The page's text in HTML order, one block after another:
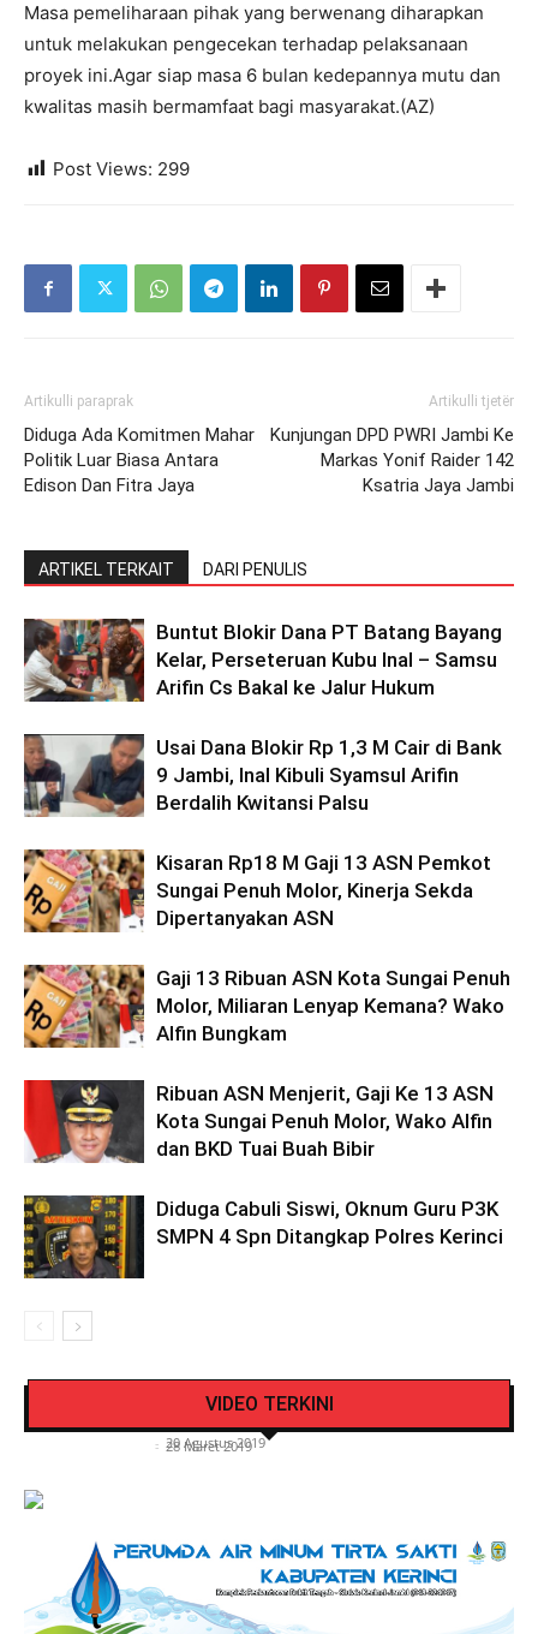
Masa pemeliharaan pihak yang berwenang diharapkan
untuk melakukan pengecekan terhadap pelaksanaan
proyek ini.Agar siap masa 6 bulan kedepannya mutu dan
kwalitas masih bermamfaat bagi masyarakat.(AZ)
Post Views: 299
Artikulli paraprak
Diduga Ada Komitmen Mahar
Politik Luar Biasa Antara
Edison Dan Fitra Jaya
Artikulli tjetër
Kunjungan DPD PWRI Jambi Ke
Markas Yonif Raider 142
Ksatria Jaya Jambi
ARTIKEL TERKAIT DARI PENULIS
Buntut Blokir Dana PT Batang Bayang
Kelar, Perseteruan Kubu Inal – Samsu
Arifin Cs Bakal ke Jalur Hukum
Usai Dana Blokir Rp 1,3 M Cair di Bank
9 Jambi, Inal Kibuli Syamsul Arifin
Berdalih Kwitansi Palsu
Kisaran Rp18 M Gaji 13 ASN Pemkot
Sungai Penuh Molor, Kinerja Sekda
Dipertanyakan ASN
Gaji 13 Ribuan ASN Kota Sungai Penuh
Molor, Miliaran Lenyap Kemana? Wako
Alfin Bungkam
Ribuan ASN Menjerit, Gaji Ke 13 ASN
Kota Sungai Penuh Molor, Wako Alfin
dan BKD Tuai Buah Bibir
Diduga Cabuli Siswi, Oknum Guru P3K
SMPN 4 Spn Ditangkap Polres Kerinci
VIDEO TERKINI
Video Detik Evakuasi Jasad Iglesias di Gunung
- 20 Agustus 2019
Lantas Polres Kerinci Beri Pengendara Segelas
- 28 Maret 2019